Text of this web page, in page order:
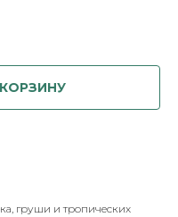
груши и тропических